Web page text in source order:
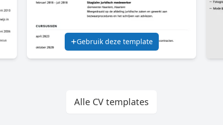
Gebruik deze template
Alle CV templates